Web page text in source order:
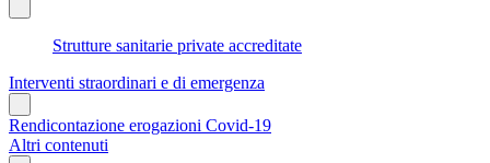
Strutture sanitarie private accreditate
Interventi straordinari e di emergenza
Rendicontazione erogazioni Covid-19
Altri contenuti